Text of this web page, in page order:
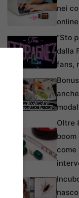
nei
online
“Sto
dalla
fans,
Oltre
boom
come